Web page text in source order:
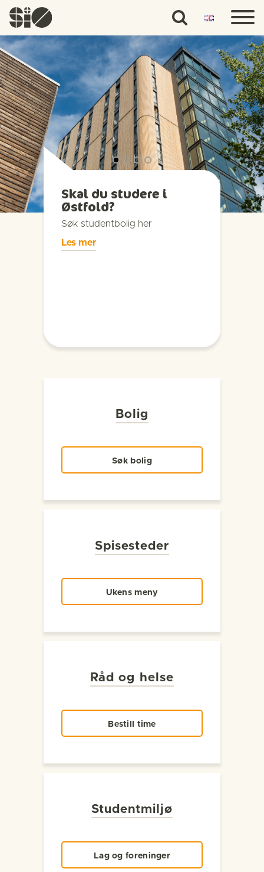
Skal du studere i
Østfold?
Søk studentbolig her
Les mer
Bolig
Søk bolig
Spisesteder
Ukens meny
Råd og helse
Bestill time
Studentmiljø
Lag og foreninger